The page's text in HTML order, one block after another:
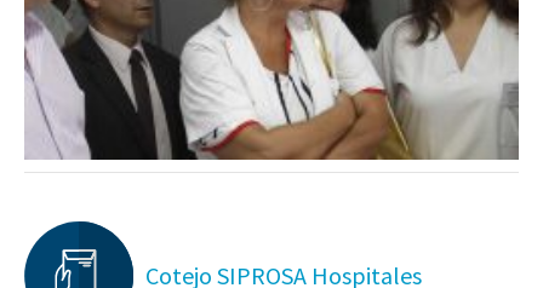
Cotejo SIPROSA Hospitales